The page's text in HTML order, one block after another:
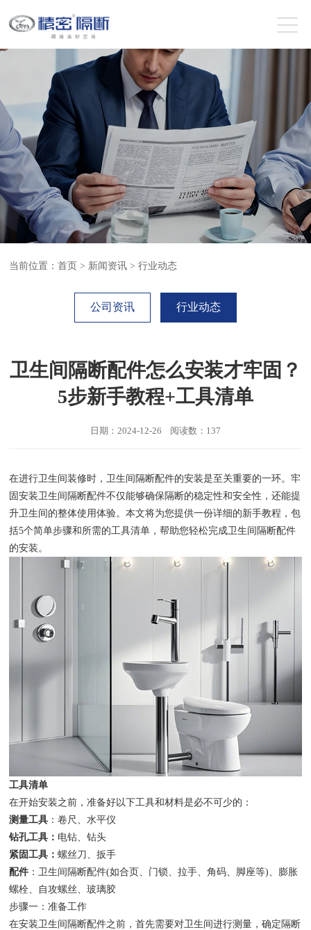
当前位置：首页 > 新闻资讯 >行业动态
公司资讯 行业动态
卫生间隔断配件怎么安装才牢固？
5步新手教程+工具清单
日期：2024-12-26 阅读数：137
在进行卫生间装修时，卫生间隔断配件的安装是至关重要的一环。牢
固安装卫生间隔断配件不仅能够确保隔断的稳定性和安全性，还能提
升卫生间的整体使用体验。本文将为您提供一份详细的新手教程，包
括5个简单步骤和所需的工具清单，帮助您轻松完成卫生间隔断配件
的安装。
工具清单
在开始安装之前，准备好以下工具和材料是必不可少的：
测量工具 ：卷尺、水平仪
钻孔工具： 电钻、钻头
紧固工具：螺丝刀、扳手
配件 ：卫生间隔断配件(如合页、门锁、拉手、角码、脚座等)、膨胀
螺栓、自攻螺丝、玻璃胶
步骤一：准备工作
在安装卫生间隔断配件之前，首先需要对卫生间进行测量，确定隔断